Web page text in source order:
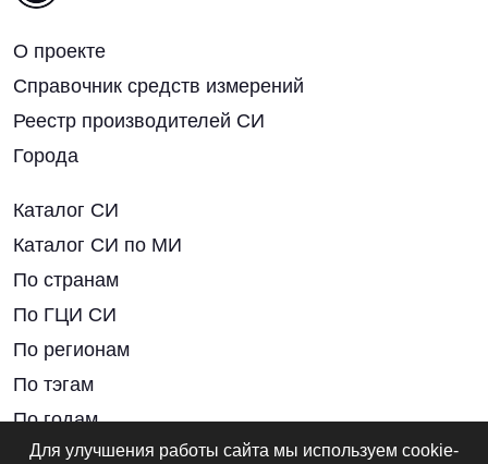
О проекте
Справочник средств измерений
Реестр производителей СИ
Города
Каталог СИ
Каталог СИ по МИ
По странам
По ГЦИ СИ
По регионам
По тэгам
По годам
Для улучшения работы сайта мы используем cookie-